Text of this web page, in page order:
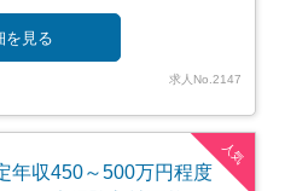
を見る
求人No.2147
人気
年収450～500万円程度